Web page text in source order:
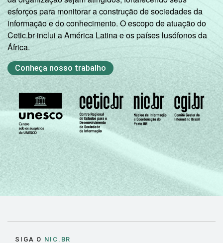
esforços para monitorar a construção de sociedades da
informação e do conhecimento. O escopo de atuação do
Cetic.br inclui a América Latina e os países lusófonos da
África.
Conheça nosso trabalho
SIGA O NIC.BR